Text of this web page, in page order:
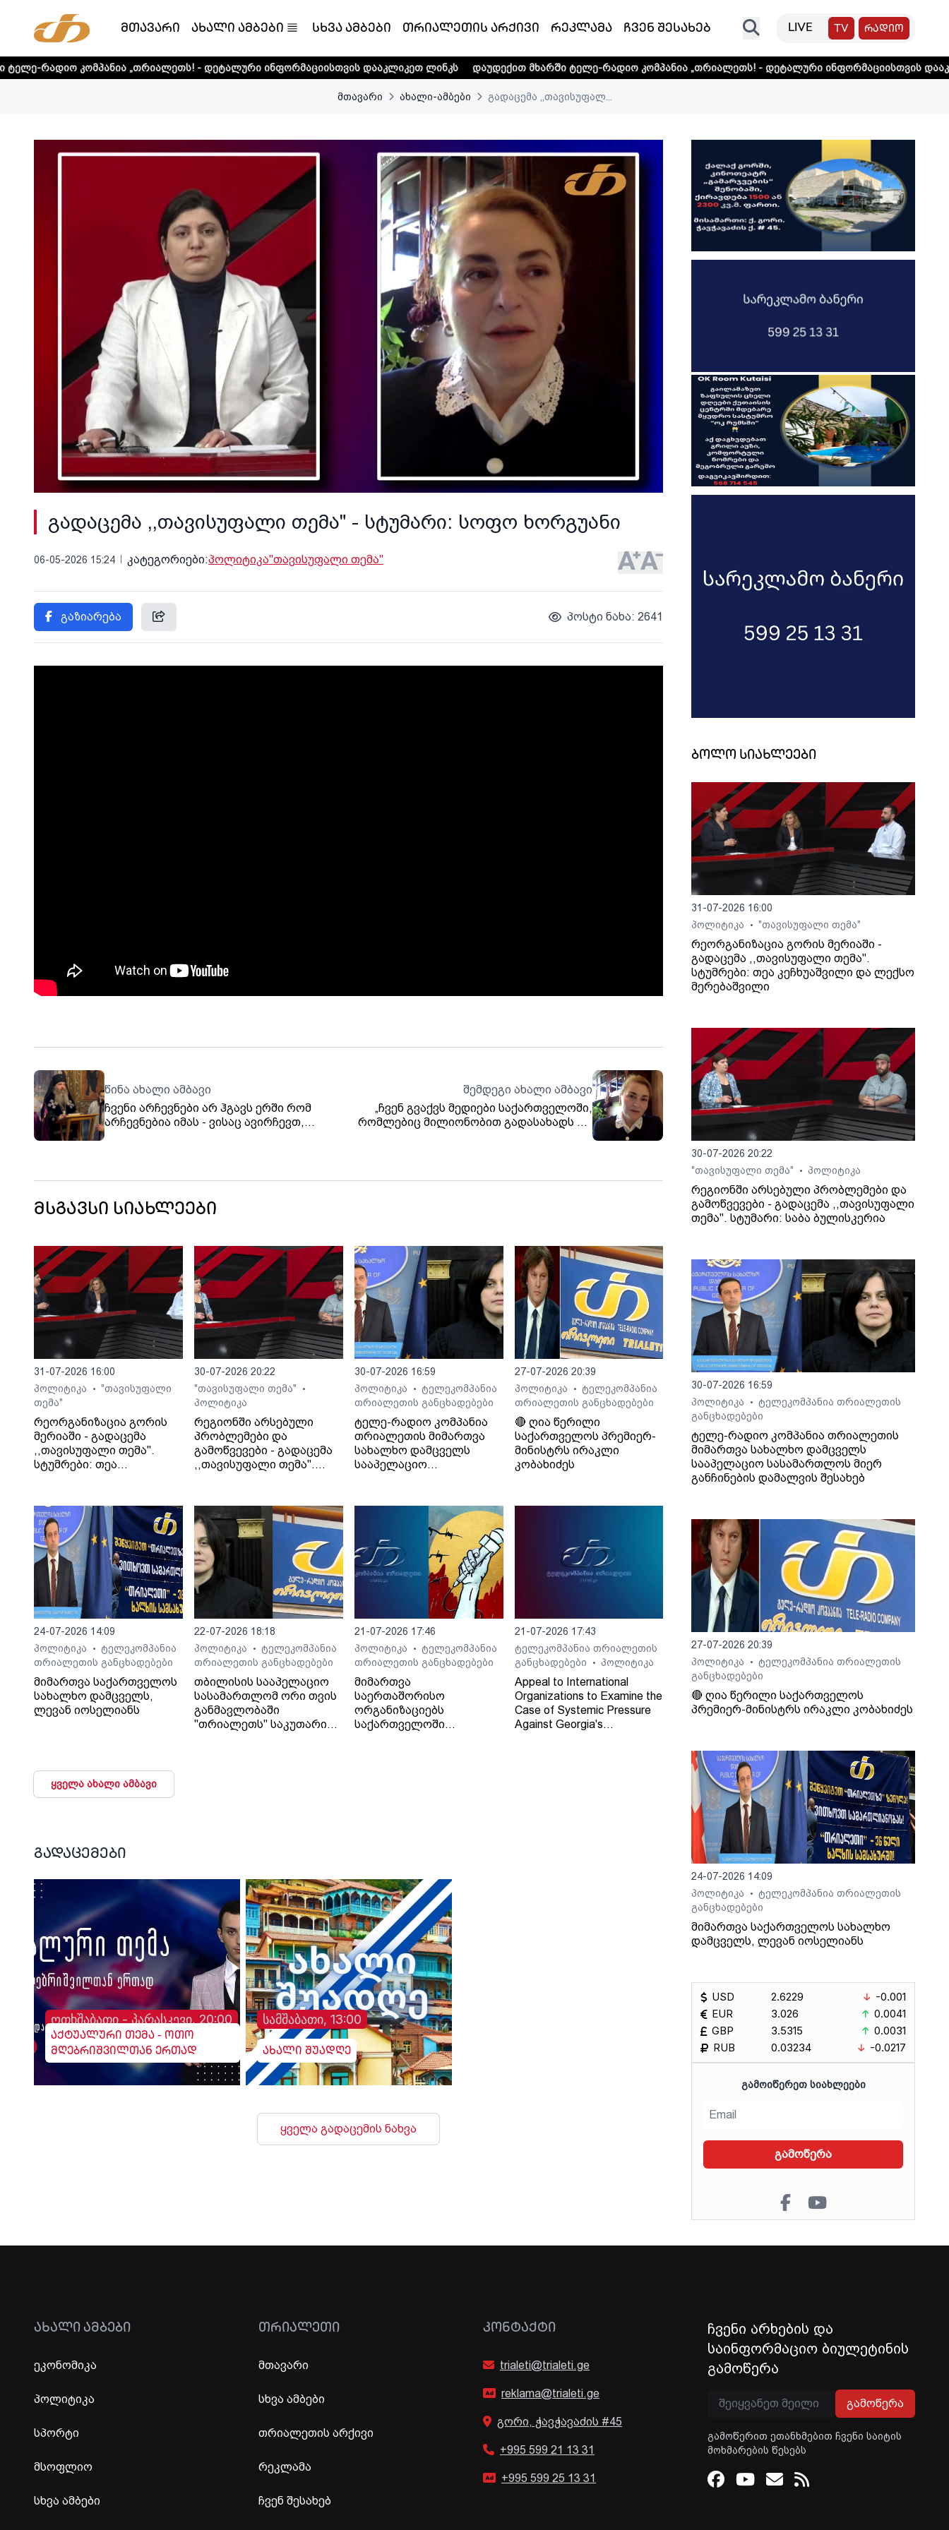
მთავარი ახალი ამბები სხვა ამბები თრიალეთის არქივი რეკლამა ჩვენ შესახებ LIVE TV რადიო
„თრიალეთს! - დეტალური ინფორმაციისთვის დააკლიკეთ ლინკს დაუდექით მხარში ტელე-რადიო კომპანია „თრიალეთს! - დეტალური ინფორმაციისთვის დააკლიკეთ ლინკს
მთავარი ახალი-ამბები გადაცემა ,,თავისუფალ...
გადაცემა ,,თავისუფალი თემა" - სტუმარი: სოფო ხორგუანი
06-05-2026 15:24 კატეგორიები:პოლიტიკა"თავისუფალი თემა"
გაზიარება პოსტი ნახა: 2641
წინა ახალი ამბავი
ჩვენი არჩევნები არ ჰგავს ერში რომ
არჩევნებია იმას - ვისაც ავირჩევთ,
ვისაც გართობა უნდა ტელევიზორთან,
ღმერთთან ერთად, ჩვენ მივიღებთ, - ამის
მისივე თქმით, პატრიარქის არჩევასთან
დაკავშირებით პროცესები ნორმალურად
მიმდინარეობს და საკითხში არავინ
ერევა. მეუფე იაკობი აღნიშნავს, რომ
„ჩვენი ეკლესია ძალიან საიმედო ხელშია“.
შემდეგი ახალი ამბავი
„ჩვენ გვაქვს მედიები საქართველოში,
რომლებიც მილიონობით გადასახადს არ
იხდიან და მათ ყველაფერი ეპატიებათ - ეს
მსგავსი სიახლეები
31-07-2026 16:00
პოლიტიკა
• "თავისუფალი
თემა"
რეორგანიზაცია გორის
მერიაში - გადაცემა
,,თავისუფალი თემა".
სტუმრები: თეა
30-07-2026 20:22
"თავისუფალი თემა"
•
პოლიტიკა
რეგიონში არსებული
პრობლემები და
გამოწვევები - გადაცემა
,,თავისუფალი თემა".
30-07-2026 16:59
პოლიტიკა
• ტელეკომპანია
თრიალეთის განცხადებები
ტელე-რადიო კომპანია
თრიალეთის მიმართვა
სახალხო დამცველს
სააპელაციო
შესახებ
27-07-2026 20:39
პოლიტიკა
• ტელეკომპანია
თრიალეთის განცხადებები
🔴 ღია წერილი
საქართველოს პრემიერ-
მინისტრს ირაკლი
კობახიძეს
24-07-2026 14:09
პოლიტიკა
• ტელეკომპანია
თრიალეთის განცხადებები
მიმართვა საქართველოს
სახალხო დამცველს,
ლევან იოსელიანს
22-07-2026 18:18
პოლიტიკა
• ტელეკომპანია
თრიალეთის განცხადებები
თბილისის სააპელაციო
სასამართლომ ორი თვის
განმავლობაში
"თრიალეთს" საკუთარი
21-07-2026 17:46
პოლიტიკა
• ტელეკომპანია
თრიალეთის განცხადებები
მიმართვა
საერთაშორისო
ორგანიზაციებს
საქართველოში
21-07-2026 17:43
ტელეკომპანია თრიალეთის
განცხადებები
• პოლიტიკა
Appeal to International
Organizations to Examine the
Case of Systemic Pressure
Against Georgia's
ყველა ახალი ამბავი
გადაცემები
ოთხშაბათი - პარასკევი, 20:00
აქტუალური თემა - ოთო
მღებრიშვილთან ერთად
სამშაბათი, 13:00
ახალი შუადღე
ყველა გადაცემის ნახვა
ბოლო სიახლეები
31-07-2026 16:00
პოლიტიკა
• "თავისუფალი თემა"
რეორგანიზაცია გორის მერიაში -
გადაცემა ,,თავისუფალი თემა".
სტუმრები: თეა კეჩხუაშვილი და ლექსო
მერებაშვილი
30-07-2026 20:22
"თავისუფალი თემა"
• პოლიტიკა
რეგიონში არსებული პრობლემები და
გამოწვევები - გადაცემა ,,თავისუფალი
თემა". სტუმარი: საბა ბულისკერია
30-07-2026 16:59
პოლიტიკა
•
ტელეკომპანია თრიალეთის
განცხადებები
ტელე-რადიო კომპანია თრიალეთის
მიმართვა სახალხო დამცველს
სააპელაციო სასამართლოს მიერ
განჩინების დამალვის შესახებ
27-07-2026 20:39
პოლიტიკა
•
ტელეკომპანია თრიალეთის
განცხადებები
🔴 ღია წერილი საქართველოს
პრემიერ-მინისტრს ირაკლი კობახიძეს
24-07-2026 14:09
პოლიტიკა
•
ტელეკომპანია თრიალეთის
განცხადებები
მიმართვა საქართველოს სახალხო
დამცველს, ლევან იოსელიანს
USD
EUR
GBP
RUB
2.6229
3.026
3.5315
0.03234
-0.001
0.0041
0.0031
-0.0217
ᲒᲐᲛᲝᲘᲬᲔᲠᲔᲗ ᲡᲘᲐᲮᲚᲔᲔᲑᲘ
გამოწერა
ᲐᲮᲐᲚᲘ ᲐᲛᲑᲔᲑᲘ
ეკონომიკა
პოლიტიკა
სპორტი
მსოფლიო
სხვა ამბები
ᲗᲠᲘᲐᲚᲔᲗᲘ
მთავარი
სხვა ამბები
თრიალეთის არქივი
რეკლამა
ჩვენ შესახებ
ᲙᲝᲜᲢᲐᲥᲢᲘ
trialeti@trialeti.ge
reklama@trialeti.ge
გორი, ჭავჭავაძის #45
+995 599 21 13 31
+995 599 25 13 31
ჩვენი არხების და
საინფორმაციო ბიულეტინის
გამოწერა
გამოწერა
გამოწერით ეთანხმებით ჩვენი საიტის
მოხმარების წესებს
Facebook
Youtube
Email
RSS